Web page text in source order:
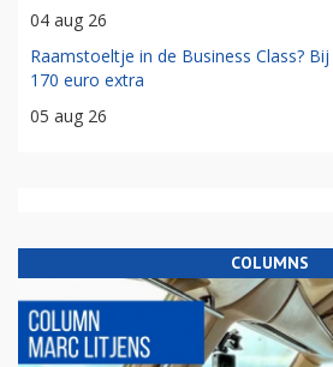
04 aug 26
Raamstoeltje in de Business Class?
170 euro extra
05 aug 26
COLUMNS